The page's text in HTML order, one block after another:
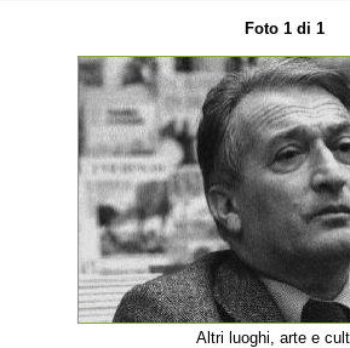
Foto 1 di 1
Altri luoghi, arte e